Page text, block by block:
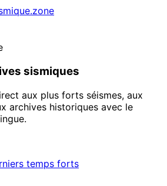
sismiques
aux plus forts séismes, aux
archives historiques avec le
temps forts